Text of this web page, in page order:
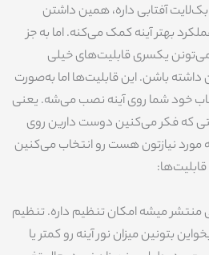
آفتابی داره، همین داشتن
بهتر آینه کمک می‌کنه. اما به جز
یکسری قابلیت‌های خیلی
باشن. این قابلیت‌ها اما به‌صورت
خود شما روی آینه نصب می‌شه. یعنی
که فکر می‌کنین دوست دارین روی
مورد نیازتون هست رو انتخاب می‌کنین
منتشر میشه امکان تنظیم داره. تنظیم
بتونین میزان نور آینه رو کمتر یا